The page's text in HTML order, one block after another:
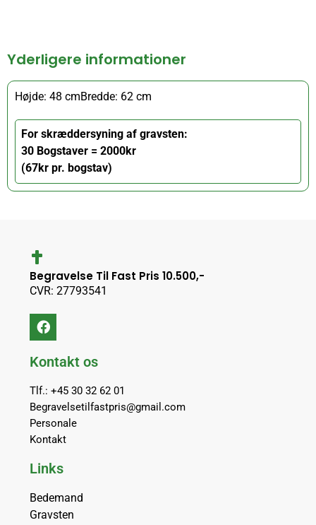
Yderligere informationer
Højde: 48 cmBredde: 62 cm
For skræddersyning af gravsten:
30 Bogstaver = 2000kr
(67kr pr. bogstav)
Begravelse Til Fast Pris 10.500,-
CVR: 27793541
Kontakt os
Tlf.: +45 30 32 62 01
Begravelsetilfastpris@gmail.com
Personale
Kontakt
Links
Bedemand
Gravsten